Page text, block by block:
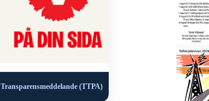
Transparensmeddelande (TTPA)